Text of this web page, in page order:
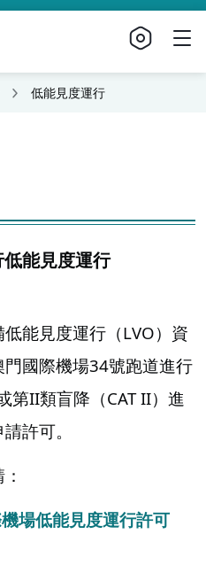
低能見度運行
能見度運行
能見度運行（LVO）資
國際機場34號跑道進行
第II類盲降（CAT II）進
許可。
場低能見度運行許可